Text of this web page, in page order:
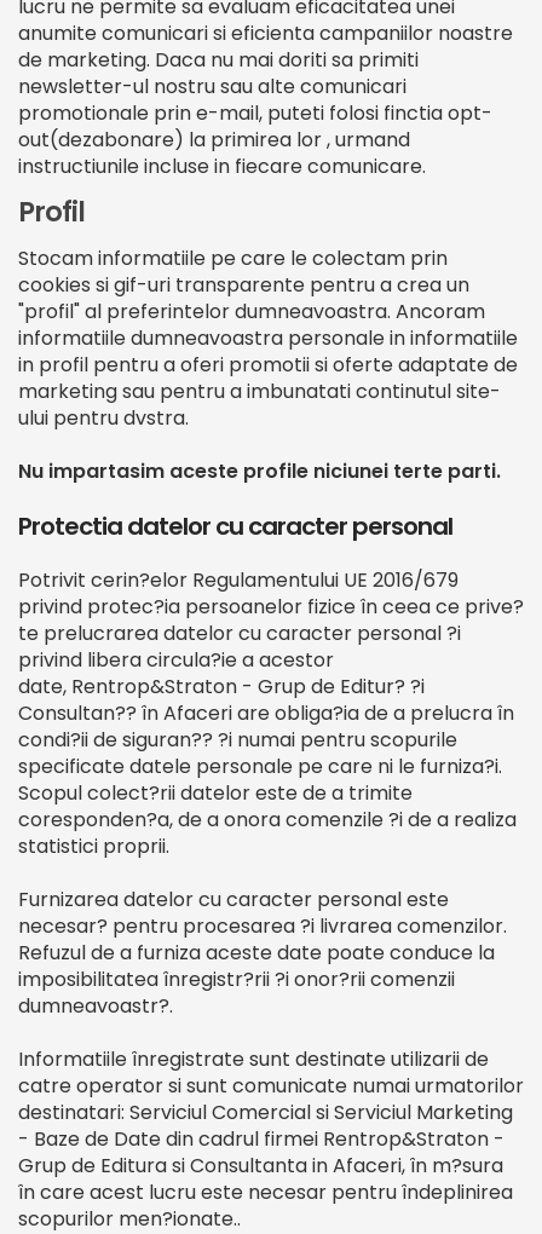
lucru ne permite sa evaluam eficacitatea unei
anumite comunicari si eficienta campaniilor noastre
de marketing. Daca nu mai doriti sa primiti
newsletter-ul nostru sau alte comunicari
promotionale prin e-mail, puteti folosi finctia opt-
out(dezabonare) la primirea lor , urmand
instructiunile incluse in fiecare comunicare.
Profil
Stocam informatiile pe care le colectam prin
cookies si gif-uri transparente pentru a crea un
"profil" al preferintelor dumneavoastra. Ancoram
informatiile dumneavoastra personale in informatiile
in profil pentru a oferi promotii si oferte adaptate de
marketing sau pentru a imbunatati continutul site-
ului pentru dvstra.
Nu impartasim aceste profile niciunei terte parti.
Protectia datelor cu caracter personal
Potrivit cerin?elor Regulamentului UE 2016/679
privind protec?ia persoanelor fizice în ceea ce prive?
te prelucrarea datelor cu caracter personal ?i
privind libera circula?ie a acestor
date, Rentrop&Straton - Grup de Editur? ?i
Consultan?? în Afaceri are obliga?ia de a prelucra în
condi?ii de siguran?? ?i numai pentru scopurile
specificate datele personale pe care ni le furniza?i.
Scopul colect?rii datelor este de a trimite
coresponden?a, de a onora comenzile ?i de a realiza
statistici proprii.
Furnizarea datelor cu caracter personal este
necesar? pentru procesarea ?i livrarea comenzilor.
Refuzul de a furniza aceste date poate conduce la
imposibilitatea înregistr?rii ?i onor?rii comenzii
dumneavoastr?.
Informatiile înregistrate sunt destinate utilizarii de
catre operator si sunt comunicate numai urmatorilor
destinatari: Serviciul Comercial si Serviciul Marketing
- Baze de Date din cadrul firmei Rentrop&Straton -
Grup de Editura si Consultanta in Afaceri, în m?sura
în care acest lucru este necesar pentru îndeplinirea
scopurilor men?ionate..